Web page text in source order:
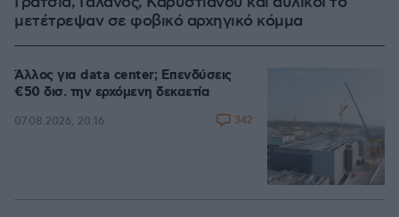
μετέτρεψαν σε φοβικό αρχηγικό κόμμα
Άλλος για data center; Επενδύσεις
€50 δισ. την ερχόμενη δεκαετία
07.08.2026, 20:16 342